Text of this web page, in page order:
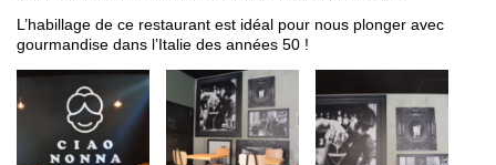
L’habillage de ce restaurant est idéal pour nous plonger avec
gourmandise dans l’Italie des années 50 !